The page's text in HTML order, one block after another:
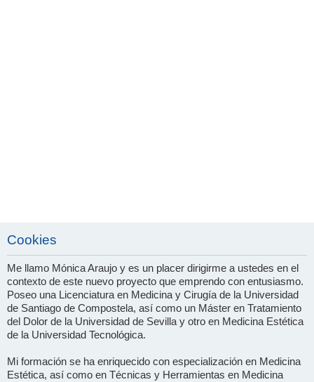
Cookies
Me llamo Mónica Araujo y es un placer dirigirme a ustedes en el
contexto de este nuevo proyecto que emprendo con entusiasmo.
Poseo una Licenciatura en Medicina y Cirugía de la Universidad
de Santiago de Compostela, así como un Máster en Tratamiento
del Dolor de la Universidad de Sevilla y otro en Medicina Estética
de la Universidad Tecnológica.
Mi formación se ha enriquecido con especialización en Medicina
Estética, así como en Técnicas y Herramientas en Medicina